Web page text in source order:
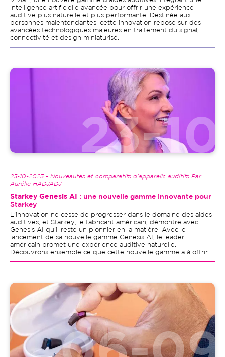
intelligence artificielle avancée pour offrir une expérience
auditive plus naturelle et plus performante. Destinée aux
personnes malentendantes, cette innovation repose sur des
avancées technologiques majeures en traitement du signal,
connectivité et design miniaturisé.
Image
23-10-2023 - Nouveautés et comparatifs d'appareils auditifs Par
Aurélie HADJADJ
Starkey Genesis AI
: une nouvelle gamme innovante pour
Starkey
L'innovation ne cesse de progresser dans le domaine des aides
auditives, et Starkey, le fabricant américain, démontre avec
Genesis AI qu'il reste un pionnier en la matière. Avec le
lancement de sa nouvelle gamme Genesis AI, le leader
américain promet une expérience auditive naturelle.
Découvrons ensemble ce que cette nouvelle gamme a à offrir.
Image